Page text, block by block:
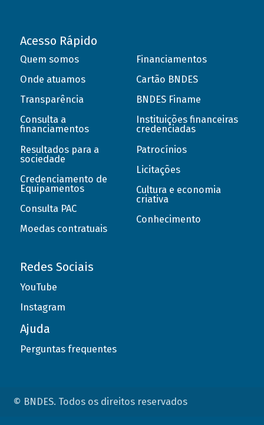
Acesso Rápido
Quem somos
Onde atuamos
Transparência
Consulta a
financiamentos
Resultados para a
sociedade
Credenciamento de
Equipamentos
Consulta PAC
Moedas contratuais
Financiamentos
Cartão BNDES
BNDES Finame
Instituições financeiras
credenciadas
Patrocínios
Licitações
Cultura e economia
criativa
Conhecimento
Redes Sociais
YouTube
Instagram
Ajuda
Perguntas frequentes
© BNDES. Todos os direitos reservados